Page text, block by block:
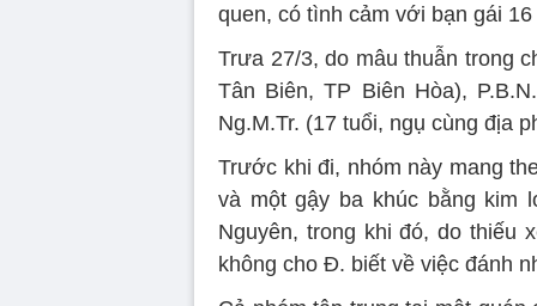
quen, có tình cảm với bạn gái 16
Trưa 27/3, do mâu thuẫn trong
Tân Biên, TP Biên Hòa),
Ng.M.Tr. (17 tuổi, ngụ cùng địa
Trước khi đi, nhóm này mang
và một gậy ba khúc bằng kim
Nguyên, trong khi đó, do thiếu
không cho Đ. biết về việc đánh